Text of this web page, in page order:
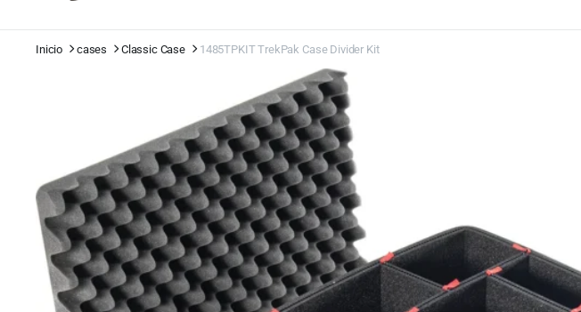
Inicio cases Classic Case 1485TPKIT TrekPak Case Divider Kit